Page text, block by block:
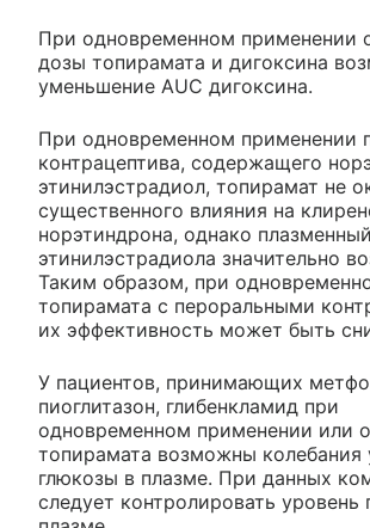
При одновременном применении
дозы топирамата и дигоксина
уменьшение AUC дигоксина.
При одновременном применении
контрацептива, содержащего
этинилэстрадиол, топирамат не
существенного влияния на
норэтиндрона, однако
этинилэстрадиола значительно
Таким образом, при
топирамата с пероральными
их эффективность может быть
У пациентов, принимающих
пиоглитазон, глибенкламид при
одновременном применении или
топирамата возможны колебания
глюкозы в плазме. При данных
следует контролировать уровень